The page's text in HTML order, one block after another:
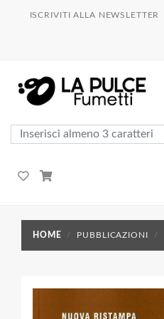
ISCRIVITI ALLA NEWSLETTER
HOME PUBBLICAZIONI